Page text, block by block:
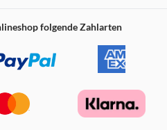
folgende Zahlarten